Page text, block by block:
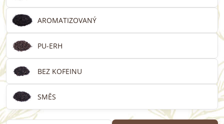
AROMATIZOVANÝ
PU-ERH
BEZ KOFEINU
SMĚS